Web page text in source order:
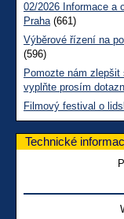
02/2026 Informace a
Praha(661)
Výběrové řízení na
(596)
Pomozte nám
vyplňte prosím
Filmový festival o
Technické